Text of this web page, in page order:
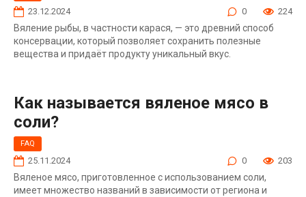
23.12.2024 0 224
Вяление рыбы, в частности карася, — это древний способ
консервации, который позволяет сохранить полезные
вещества и придаёт продукту уникальный вкус.
Как называется вяленое мясо в
соли?
FAQ
25.11.2024 0 203
Вяленое мясо, приготовленное с использованием соли,
имеет множество названий в зависимости от региона и